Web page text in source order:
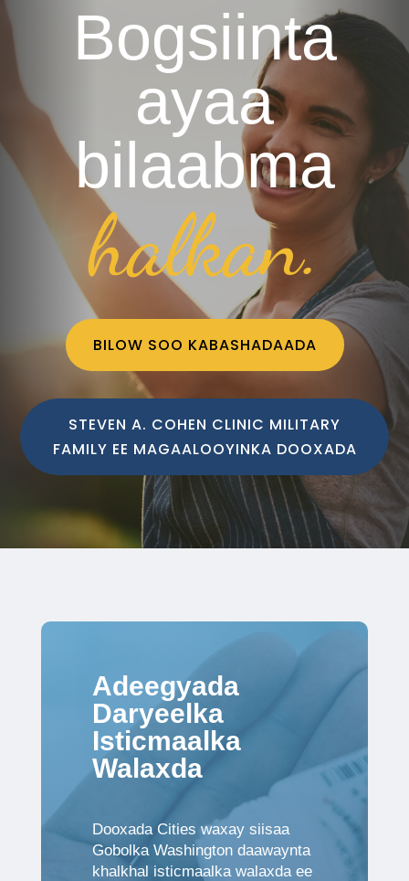
Bogsiinta
ayaa
bilaabma
halkan.
BILOW SOO KABASHADAADA
STEVEN A. COHEN CLINIC MILITARY
FAMILY EE MAGAALOOYINKA DOOXADA
Adeegyada
Daryeelka
Isticmaalka
Walaxda
Dooxada Cities waxay siisaa
Gobolka Washington daawaynta
khalkhal isticmaalka walaxda ee